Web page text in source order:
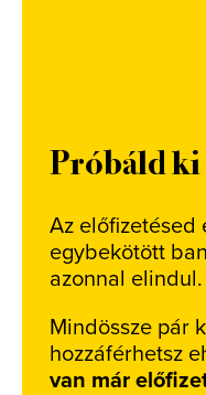
Próbáld
Az előfizetésed
egybekötött
azonnal elindul.
Mindössze pár
hozzáférhetsz
van már